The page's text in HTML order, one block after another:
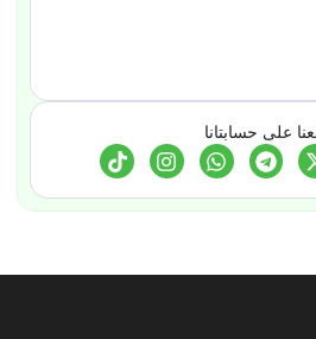
على حسابتانا